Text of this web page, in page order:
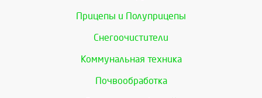
Прицепы и Полуприцепы
Снегоочистители
Коммунальная техника
Почвообработка